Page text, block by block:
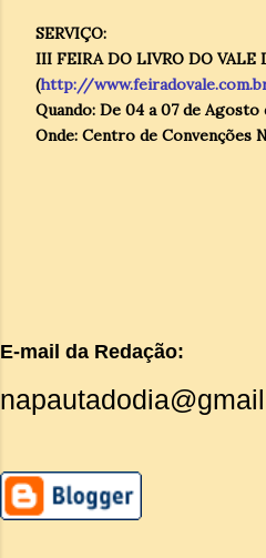
SERVIÇO:
III FEIRA DO LIVRO DO VALE
(http://
Quando: De 04 a 07 de Agosto
Onde: Centro de Convenções
E-mail da Redação: